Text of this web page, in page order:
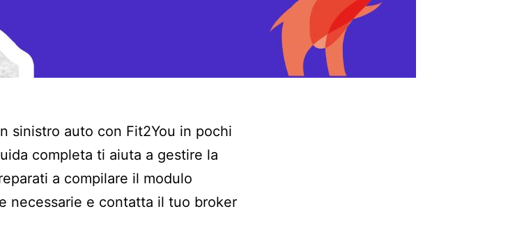
sinistro auto con Fit2You in pochi
completa ti aiuta a gestire la
a compilare il modulo
necessarie e contatta il tuo broker